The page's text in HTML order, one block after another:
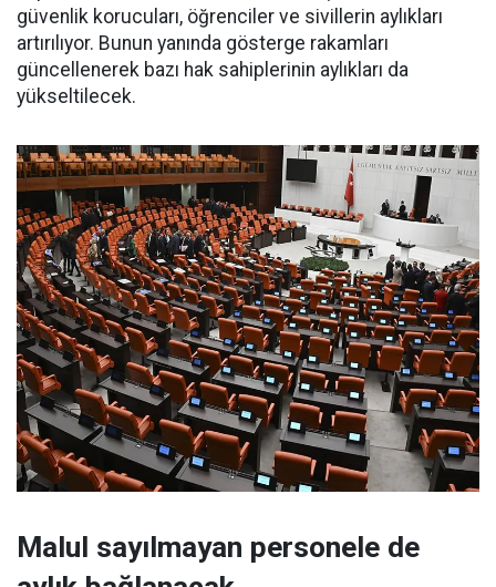
güvenlik korucuları, öğrenciler ve sivillerin aylıkları
artırılıyor. Bunun yanında gösterge rakamları
güncellenerek bazı hak sahiplerinin aylıkları da
yükseltilecek.
Malul sayılmayan personele de